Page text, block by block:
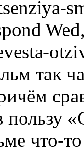
так
что-